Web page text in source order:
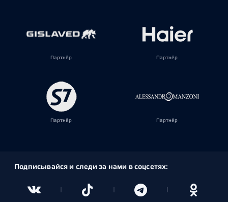
Партнёр Партнёр
Партнёр Партнёр
Подписывайся и следи за нами в соцсетях: